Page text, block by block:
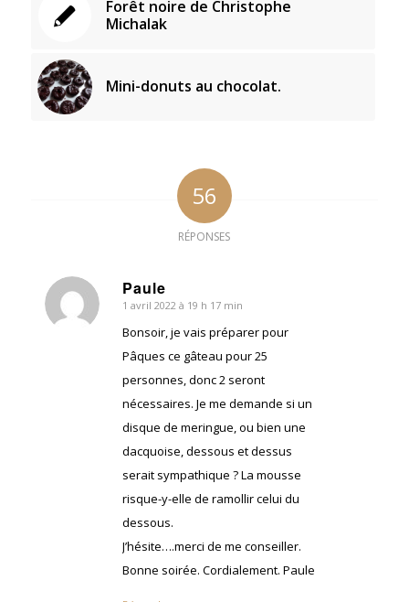
Forêt noire de Christophe
Michalak
Mini-donuts au chocolat.
56
RÉPONSES
Paule
dit
:
1 avril 2022 à 19 h 17 min
Bonsoir, je vais préparer pour
Pâques ce gâteau pour 25
personnes, donc 2 seront
nécessaires. Je me demande si un
disque de meringue, ou bien une
dacquoise, dessous et dessus
serait sympathique ? La mousse
risque-y-elle de ramollir celui du
dessous.
J’hésite….merci de me conseiller.
Bonne soirée. Cordialement. Paule